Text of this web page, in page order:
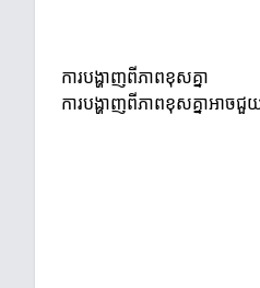
ការបង្ហាញពីភាពខុសគ្នា
ការបង្ហាញពីភាពខុសគ្នាអា